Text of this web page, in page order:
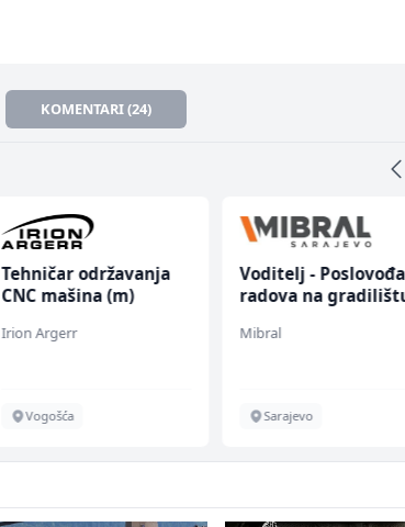
KOMENTARI (24)
Tehničar održavanja
CNC mašina (m)
Irion Argerr
Vogošća
Voditelj - Poslovođa
radova na
Mibral
Sarajevo